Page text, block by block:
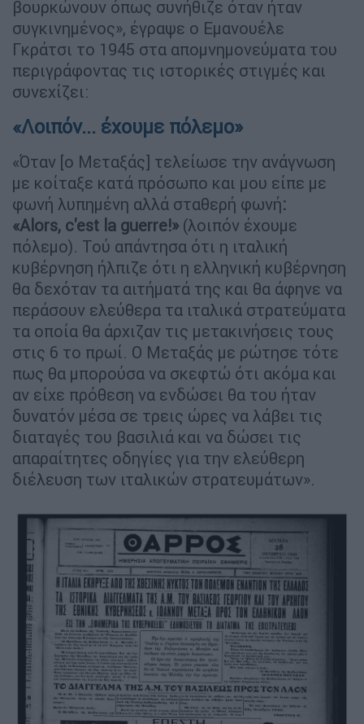
βουρκώνουν όπως συνήθιζε όταν ήταν
συγκινημένος», έγραψε ο Εμανουέλε
Γκράτσι το 1945 στα απομνημονεύματα του
περιγράφοντας τις ιστορικές στιγμές και
συνεχίζει:
«Λοιπόν... έχουμε πόλεμο»
«Όταν [ο Μεταξάς] τελείωσε την ανάγνωση
με κοίταξε κατά πρόσωπο και μου είπε με
φωνή λυπημένη αλλά σταθερή φωνή:
«Alors, c'est la guerre!» (λοιπόν έχουμε
πόλεμο). Τού απάντησα ότι η ιταλική
κυβέρνηση ήλπιζε ότι η ελληνική κυβέρνηση
θα δεχόταν τα αιτήματά της και θα άφηνε να
περάσουν ελεύθερα τα ιταλικά στρατεύματα
τα οποία θα άρχιζαν τις μετακινήσεις τους
στις 6 το πρωί. Ο Μεταξάς με ρώτησε τότε
πως θα μπορούσα να σκεφτώ ότι ακόμα και
αν είχε πρόθεση να ενδώσει θα του ήταν
δυνατόν μέσα σε τρεις ώρες να λάβει τις
διαταγές του βασιλιά και να δώσει τις
απαραίτητες οδηγίες για την ελεύθερη
διέλευση των ιταλικών στρατευμάτων».